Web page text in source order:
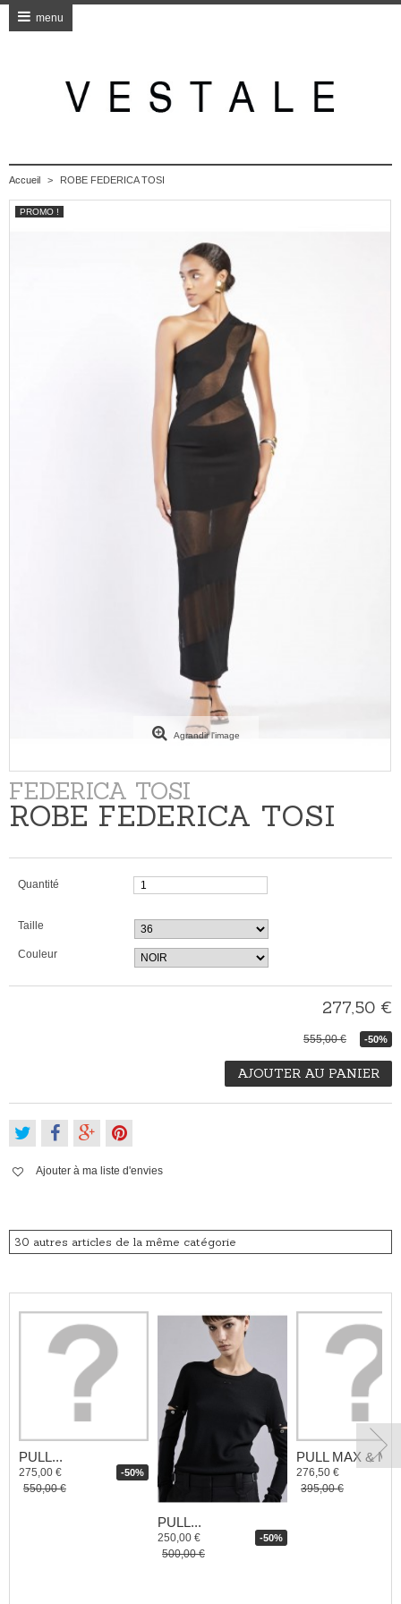
menu
Accueil > ROBE FEDERICA TOSI
PROMO !
Agrandir l'image
FEDERICA TOSI
ROBE FEDERICA TOSI
Quantité
Taille
Couleur
277,50 €
-50%
555,00 €
AJOUTER AU PANIER
Ajouter à ma liste d'envies
30 autres articles de la même catégorie
PULL...
275,00 € -50%
550,00 €
PULL...
250,00 € -50%
500,00 €
PULL MAX &
276,50 €
395,00 €